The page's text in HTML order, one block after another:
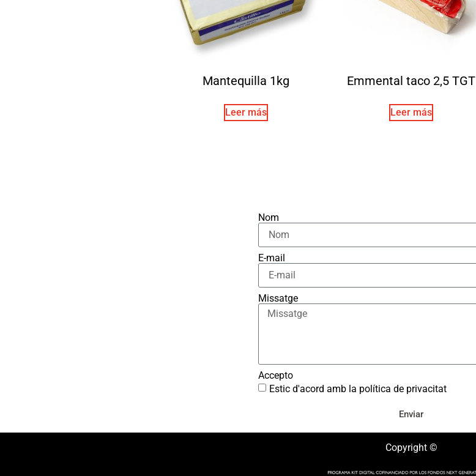
Mantequilla 1kg
Leer más
Emmental taco 2,5 TGT
Leer más
Nom
E-mail
Missatge
Accepto
Estic d'acord amb la política de privacitat
Enviar
Copyright ©